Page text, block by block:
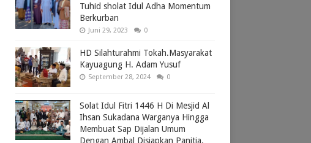
Tuhid sholat Idul Adha Momentum
Berkurban
Juni 29, 2023 0
HD Silahturahmi Tokah.Masyarakat
Kayuagung H. Adam Yusuf
September 28, 2024 0
Solat Idul Fitri 1446 H Di Mesjid Al
Ihsan Sukadana Warganya Hingga
Membuat Sap Dijalan Umum
Dengan Ambal Disiapkan Panitia.